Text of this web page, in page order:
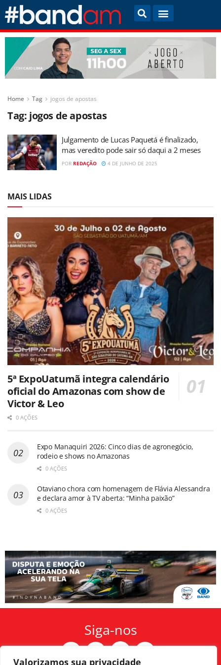
Valorizamos sua privacidade
Home Tag jogos de apostas
Tag: jogos de apostas
Julgamento de Lucas Paquetá é finalizado,
mas veredito pode sair só daqui a 2 meses
POR REDAÇÃO 4 DE JUNHO DE 2025
MAIS LIDAS
5ª ExpoUatumã integra calendário
oficial do Amazonas com show de
Victor & Leo
0 AÇÕES
Expo Manaquiri 2026: Cinco dias de agronegócio,
rodeio e shows no Amazonas
0 AÇÕES
Otaviano chora com homenagem de Flávia Alessandra
e declara amor à TV aberta: “Minha paixão”
0 AÇÕES
Siga-nos